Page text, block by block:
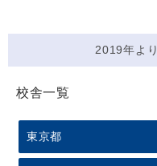
2019年よ
校舎一覧
東京都